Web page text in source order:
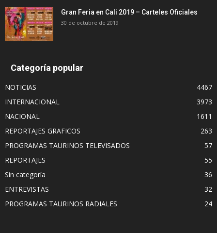
Gran Feria en Cali 2019 – Carteles Oficiales
30 de octubre de 2019
Categoría popular
NOTICIAS
4467
INTERNACIONAL
3973
NACIONAL
1611
REPORTAJES GRAFICOS
263
PROGRAMAS TAURINOS TELEVISADOS
57
REPORTAJES
55
Sin categoría
36
ENTREVISTAS
32
PROGRAMAS TAURINOS RADIALES
24